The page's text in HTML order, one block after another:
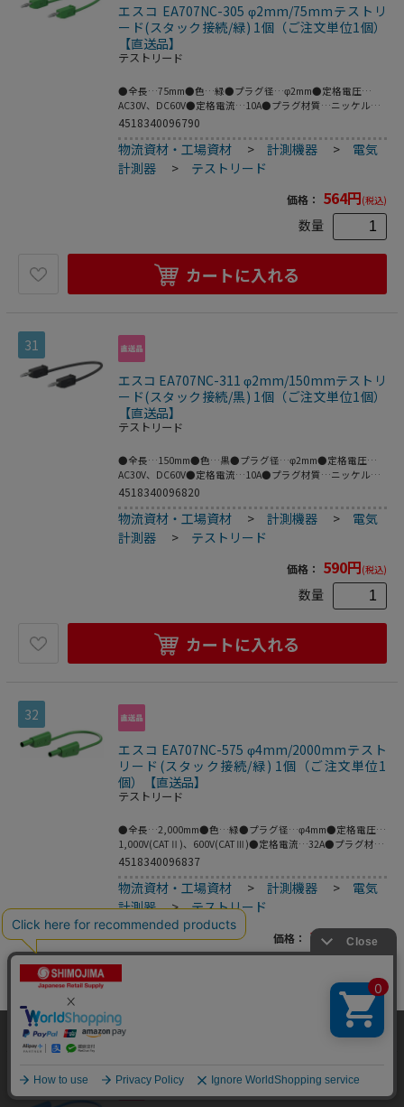
当サイトはクッキー（Cookie）を使用しています。Cookieの使用に同意いた
だける場合は「OK」をクリックしてください。
OK
エスコ EA707NC-305 φ2mm/75mmテストリ
ード(スタック接続/緑) 1個（ご注文単位1個）
【直送品】
テストリード
●全長…75mm●色…緑●プラグ径…φ2mm●定格電圧…
AC30V、DC60V●定格電流…10A●プラグ材質…ニッケル●
ケーブル材質…PVC●フレキシブルなケーブルの両端に、ス
●※プラグとソケットの両方がMULTILAMの場合は接続でき
ません。●MULTILAM付（ばね形状の多面接触子付）
4518340096790
物流資材・工場資材 >計測機器 > 電気
計測器
> テストリード
価格： 564円(税込)
数量
カートに入れる
31
エスコ EA707NC-311 φ2mm/150mmテストリ
ード(スタック接続/黒) 1個（ご注文単位1個）
【直送品】
テストリード
●全長…150mm●色…黒●プラグ径…φ2mm●定格電圧…
AC30V、DC60V●定格電流…10A●プラグ材質…ニッケル●
ケーブル材質…PVC●フレキシブルなケーブルの両端に、ス
●※プラグとソケットの両方がMULTILAMの場合は接続でき
ません。●MULTILAM付（ばね形状の多面接触子付）
4518340096820
物流資材・工場資材 >計測機器 > 電気
計測器
> テストリード
価格： 590円(税込)
数量
カートに入れる
32
エスコ EA707NC-575 φ4mm/2000mmテスト
リード(スタック接続/緑) 1個（ご注文単位1
個）【直送品】
テストリード
●全長…2,000mm●色…緑●プラグ径…φ4mm●定格電圧…
1,000V(CATⅡ)、600V(CATⅢ)●定格電流…32A●プラグ材
質…ニッケル●ケーブル材質…PVC●フレキシブルなケーブ
のMULTILAMプラグ付きテストリード。●※プラグとソケッ
トの両方がMULTILAMの場合は接続できません。
●MULTILAM付（ばね形状の多面接触子付）●ニッケル
（Ni）はコストが安く、挿抜耐久性が高い利点があり、主に
保守メンテナンス用途等に需要があります。
4518340096837
物流資材・工場資材 >計測機器 > 電気
計測器>テストリード
価格： 1,713円(税込)
33